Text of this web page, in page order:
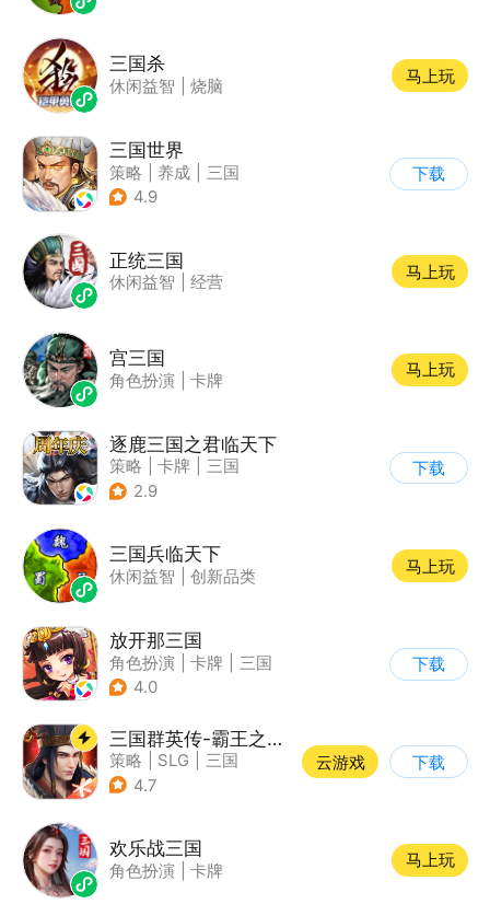
三国杀
休闲益智 烧脑
马上玩
三国世界
策略 养成
三国
| 中国风
4.9
下载
正统三国
休闲益智 经营
马上玩
宫三国
角色扮演 卡牌
马上玩
逐鹿三国之君临天下
策略 卡牌
三国
| 中国风
2.9
下载
三国兵临天下
休闲益智 创新品类
马上玩
放开那三国
角色扮演 卡牌
三国
| Q版
4.0
下载
三国群英传-霸王之业
策略 SLG
三国
| 中国风
4.7
云游戏 下载
欢乐战三国
角色扮演 卡牌
马上玩